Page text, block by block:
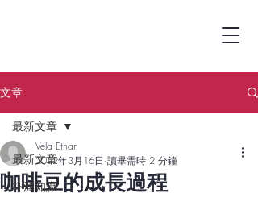
文章
最新文章
杯測知識
最新文章
咖啡豆的成長過程
Vela Ethan
2022年3月16日 讀畢需時 2 分鐘